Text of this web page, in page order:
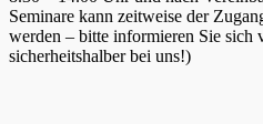
Seminare kann zeitweise der
werden – bitte informieren Sie sich
sicherheitshalber bei uns!)